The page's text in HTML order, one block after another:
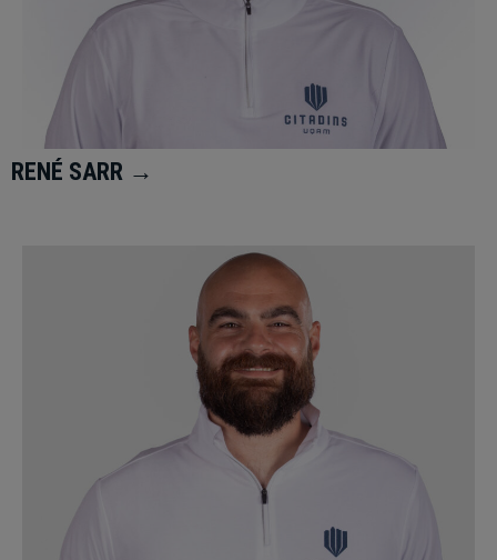
RENÉ SARR →